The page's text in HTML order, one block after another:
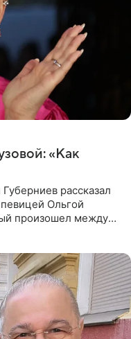
«Как
рассказал
Ольгой
произошел между